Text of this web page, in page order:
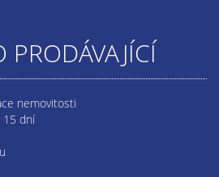
PRODÁVAJÍCÍ
nemovitosti
15 dní